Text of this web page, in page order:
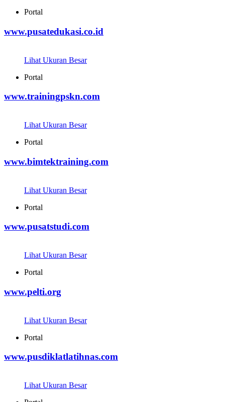
Portal
www.pusatedukasi.co.id
Lihat Ukuran Besar
Portal
www.trainingpskn.com
Lihat Ukuran Besar
Portal
www.bimtektraining.com
Lihat Ukuran Besar
Portal
www.pusatstudi.com
Lihat Ukuran Besar
Portal
www.pelti.org
Lihat Ukuran Besar
Portal
www.pusdiklatlatihnas.com
Lihat Ukuran Besar